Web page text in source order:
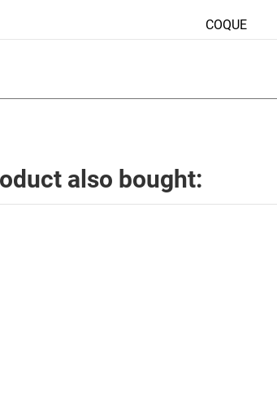
COQUE
also bought: